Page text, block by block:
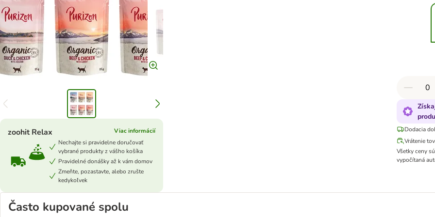
zoohit Relax
Viac informácií
Nechajte si pravidelne doručovať
vybrané produkty z vášho košíka
Pravidelné donášky až k vám domov
Zmeňte, pozastavte, alebo zrušte
kedykoľvek
Dodacia
Vrátenie
Všetky ceny
vypočítaná
Často kupované spolu